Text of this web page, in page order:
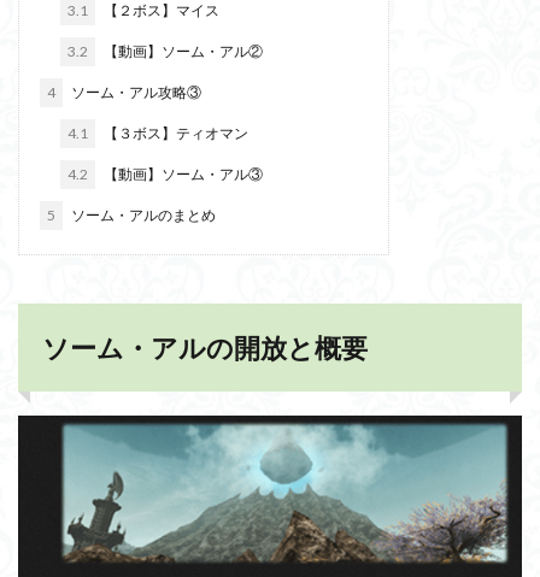
3.1 【２ボス】マイス
3.2 【動画】ソーム・アル②
4 ソーム・アル攻略③
4.1 【３ボス】ティオマン
4.2 【動画】ソーム・アル③
5 ソーム・アルのまとめ
ソーム・アルの開放と概要